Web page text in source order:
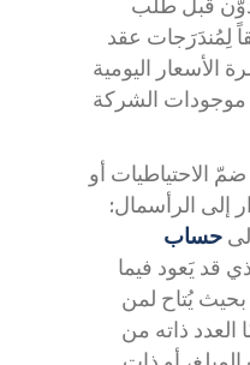
قبل طَلب
لِمُندَرَجات عقد
الأسعار اليومية
موجودات الشركة
الاحتياطيات أو
إلى الرأسمال:
حساب
قد يَعود فيما
يُتاح لمن
العدد ذاته من